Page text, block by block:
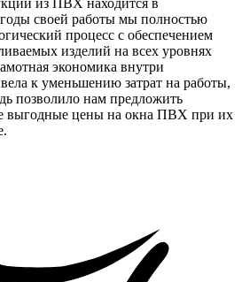
своей работы мы полностью
процесс с обеспечением
изделий на всех уровнях
экономика внутри
к уменьшению затрат на работы,
позволило нам предложить
выгодные цены на окна ПВХ при их